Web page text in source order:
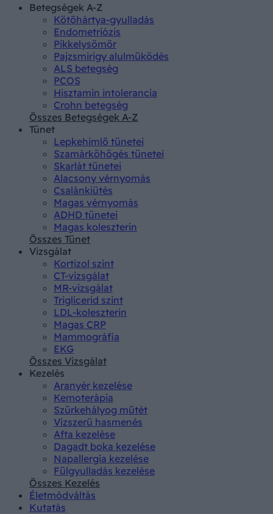
Betegségek A-Z
Kötőhártya-gyulladás
Endometriózis
Pikkelysömör
Pajzsmirigy alulműködés
ALS betegség
PCOS
Hisztamin intolerancia
Crohn betegség
Összes Betegségek A-Z
Tünet
Lepkehimlő tünetei
Szamárköhögés tünetei
Skarlát tünetei
Alacsony vérnyomás
Csalánkiütés
Magas vérnyomás
ADHD tünetei
Magas koleszterin
Összes Tünet
Vizsgálat
Kortizol szint
CT-vizsgálat
MR-vizsgálat
Triglicerid szint
LDL-koleszterin
Magas CRP
Mammográfia
EKG
Összes Vizsgálat
Kezelés
Aranyér kezelése
Kemoterápia
Szürkehályog műtét
Vízszerű hasmenés
Afta kezelése
Dagadt boka kezelése
Napallergia kezelése
Fülgyulladás kezelése
Összes Kezelés
Életmódváltás
Kutatás